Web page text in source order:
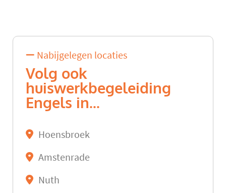
Nabijgelegen locaties
Volg ook
huiswerkbegeleiding
Engels in...
Hoensbroek
Amstenrade
Nuth